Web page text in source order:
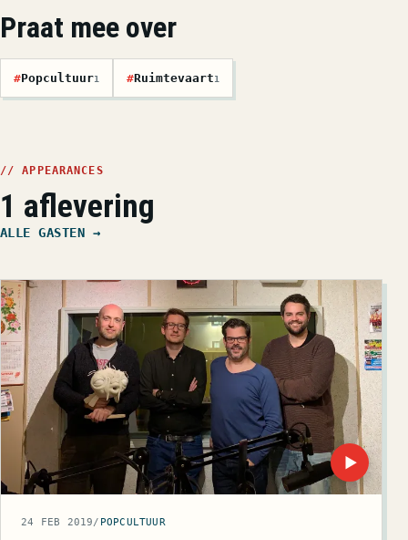
Praat mee over
#Popcultuur1 #Ruimtevaart1
// APPEARANCES
1 aflevering
ALLE GASTEN →
▶
24 FEB 2019/ POPCULTUUR